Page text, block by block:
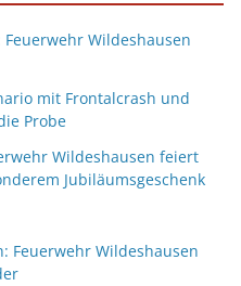
Wildeshausen
mit Frontalcrash und
Probe
Wildeshausen feiert
Jubiläumsgeschenk
Feuerwehr Wildeshausen